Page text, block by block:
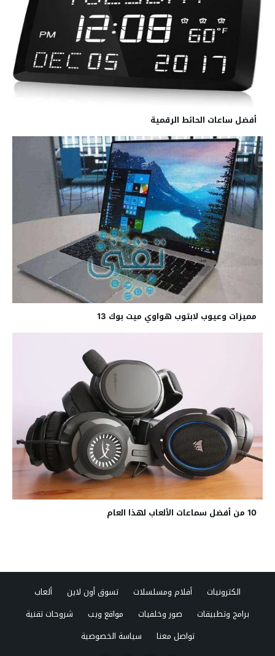
أفضل ساعات الحائط الرقمية
مميزات وعيوب لابتوب هواوي ميت بوك 13
10 من أفضل سماعات الألعاب لهذا العام
الكترونيات أفلام ومسلسلات تسوق أون لاين
ألعاب
برامج وتطبيقات
صور وخلفيات مواقع ويب
شروحات تقنية
تواصل معنا
سياسة الخصوصية